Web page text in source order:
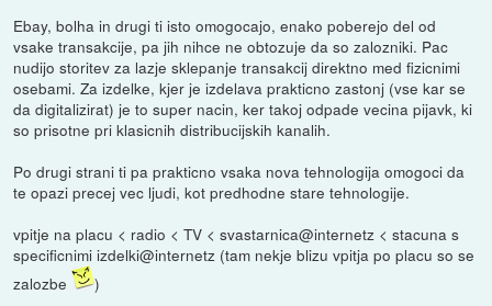
Ebay, bolha in drugi ti isto omogocajo, enako poberejo del od
vsake transakcije, pa jih nihce ne obtozuje da so zalozniki. Pac
nudijo storitev za lazje sklepanje transakcij direktno med fizicnimi
osebami. Za izdelke, kjer je izdelava prakticno zastonj (vse kar se
da digitalizirat) je to super nacin, ker takoj odpade vecina pijavk, ki
so prisotne pri klasicnih distribucijskih kanalih.
Po drugi strani ti pa prakticno vsaka nova tehnologija omogoci da
te opazi precej vec ljudi, kot predhodne stare tehnologije.
vpitje na placu < radio < TV < svastarnica@internetz < stacuna s
specificnimi izdelki@internetz (tam nekje blizu vpitja po placu so se
zalozbe
)